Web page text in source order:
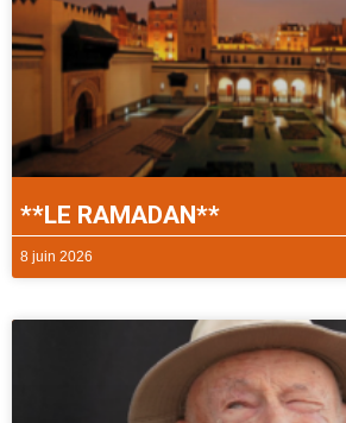
**LE RAMADAN**
8 juin 2026